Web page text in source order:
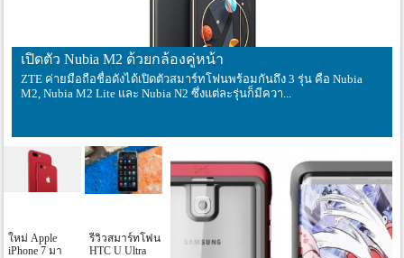
เปิดตัว Nubia M2 ด้วยกล้องคู่หน้า
ZTE ค่ายมือถือชื่อดังได้เปิดตัวสมาร์ทโฟนพร้อมกันถึง 3 รุ่น คือ Nubia
M2, Nubia M2 Lite และ Nubia N2 ซึ่งแต่ละรุ่นก็มีควา...
ใหม่ Apple
iPhone 7 มา
รีวิวสมาร์ทโฟน
HTC U Ultra